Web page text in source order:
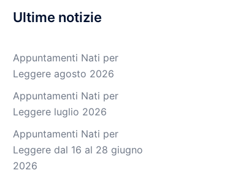
Ultime notizie
Appuntamenti Nati per
Leggere agosto 2026
Appuntamenti Nati per
Leggere luglio 2026
Appuntamenti Nati per
Leggere dal 16 al 28 giugno
2026